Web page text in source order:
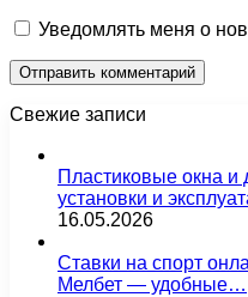
Уведомлять меня о
Свежие записи
Пластиковые окна и
установки и
16.05.2026
Ставки на спорт
Мелбет — удобные…